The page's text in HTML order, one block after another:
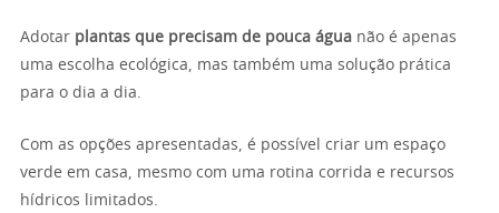
Adotar plantas que precisam de pouca água não é apenas
uma escolha ecológica, mas também uma solução prática
para o dia a dia.
Com as opções apresentadas, é possível criar um espaço
verde em casa, mesmo com uma rotina corrida e recursos
hídricos limitados.